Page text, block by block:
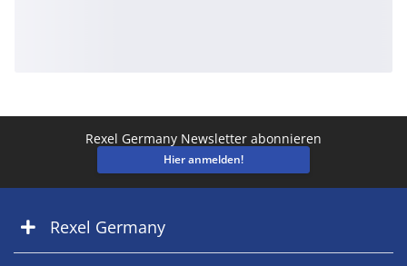
Rexel Germany Newsletter abonnieren
Hier anmelden!
Rexel Germany